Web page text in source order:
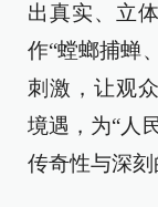
出真实、立
作“螳螂捕蝉
刺激，让观
境遇，为“人
传奇性与深刻